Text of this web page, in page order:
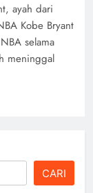
ayah dari
Kobe Bryant
selama
meninggal
CARI